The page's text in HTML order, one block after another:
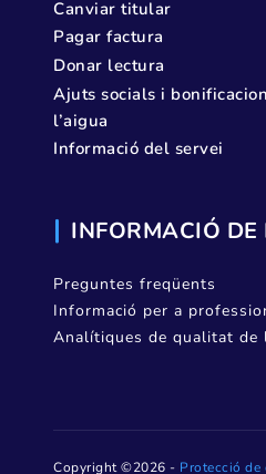
Canviar titular
Pagar factura
Donar lectura
Ajuts socials i
l’aigua
Informació del servei
INFORMACIÓ DE
Preguntes freqüents
Informació per a
Analítiques de qualitat de
Copyright ©2026 - Protecció de